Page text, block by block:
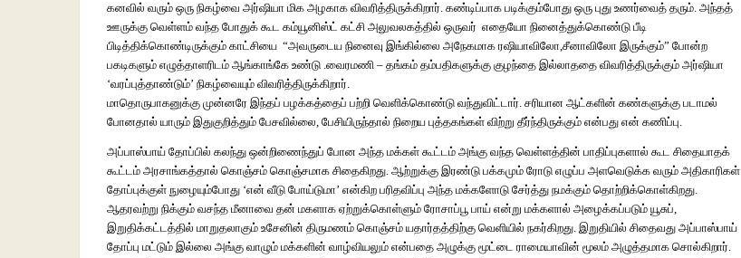
கனவில் வரும் ஒரு நிகழ்வை அர்ஷியா மிக அழகாக விவரித்திருக்கிறார். கண்டிப்பாக படிக்கும்போது ஒரு புது உணர்வைத் தரும். அந்தத்
ஊருக்கு வெள்ளம் வந்த போதுக் கூட கம்யூனிஸ்ட் கட்சி அலுவலகத்தில் ஒருவர் எதையோ நினைத்துக்கொண்டு பீடி
பிடித்திக்கொண்டிருக்கும் காட்சியை “அவருடைய நினைவு இங்கில்லை அநேகமாக ரஷியாவிலோ,சீனாவிலோ இருக்கும்” போன்ற
பகடிகளும் எழுத்தாளரிடம் ஆங்காங்கே உண்டு .வைரமணி – தங்கம் தம்பதிகளுக்கு குழந்தை இல்லாததை விவரித்திருக்கும் அர்ஷியா
‘வரப்புத்தாண்டும்’ நிகழ்வையும் விவரித்திருக்கிறார்.
மாதொருபாகனுக்கு முன்னரே இந்தப் பழக்கத்தைப் பற்றி வெளிக்கொண்டு வந்துவிட்டார். சரியான ஆட்களின் கண்களுக்கு படாமல்
போனதால் யாரும் இதுகுறித்தும் பேசவில்லை, பேசியிருந்தால் நிறைய புத்தகங்கள் விற்று தீர்ந்திருக்கும் என்பது என் கணிப்பு.
அப்பாஸ்பாய் தோப்பில் கலந்து ஒன்றிணைந்துப் போன அந்த மக்கள் கூட்டம் அங்கு வந்த வெள்ளத்தின் பாதிப்புகளால் கூட சிதையாதக்
கூட்டம் அரசாங்கத்தால் கொஞ்சம் கொஞ்சமாக சிதைகிறது. ஆற்றுக்கு இரண்டு பக்கமும் ரோடு எழுப்ப அளவெடுக்க வரும் அதிகாரிகள்
தோப்புக்குள் நுழையும்போது ‘என் வீடு போய்டுமா’ என்கிற பரிதவிப்பு அந்த மக்களோடு சேர்த்து நமக்கும் தொற்றிக்கொள்கிறது.
ஆதரவற்று நிக்கும் வசந்த மீனாவை தன் மகளாக ஏற்றுக்கொள்ளும் ரோசாப்பூ பாய் என்று மக்களால் அழைக்கப்படும் யூசுப்,
இறுதிக்கட்டத்தில் மாறுதலாகும் உசேனின் திருமணம் கொஞ்சம் யதார்தத்திற்கு வெளியில் நகர்கிறது. இறுதியில் சிதைவது அப்பாஸ்பாய்
தோப்பு மட்டும் இல்லை அங்கு வாழும் மக்களின் வாழ்வியலும் என்பதை அழுக்கு மூட்டை ராமையாவின் மூலம் அழுத்தமாக சொல்கிறார்.